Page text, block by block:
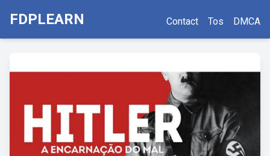
FDPLEARN Contact Tos DMCA